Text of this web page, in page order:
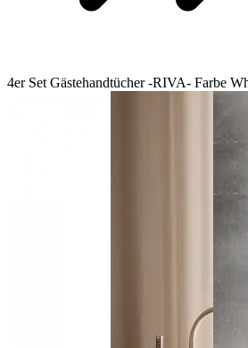
4er Set Gästehandtücher -RIVA- Farbe